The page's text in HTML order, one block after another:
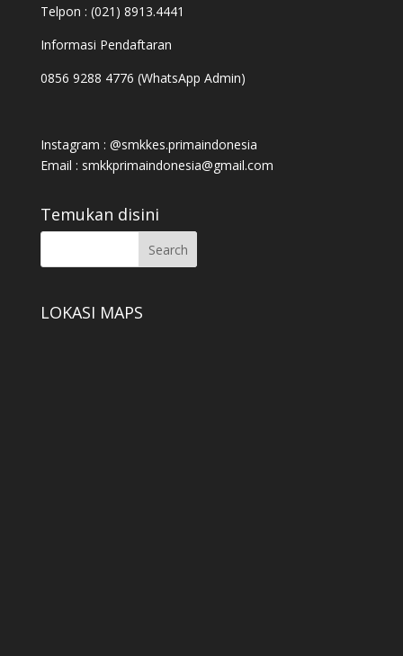
Telpon : (021) 8913.4441
Informasi Pendaftaran
0856 9288 4776 (WhatsApp Admin)
Instagram : @smkkes.primaindonesia
Email : smkkprimaindonesia@gmail.com
Temukan disini
LOKASI MAPS